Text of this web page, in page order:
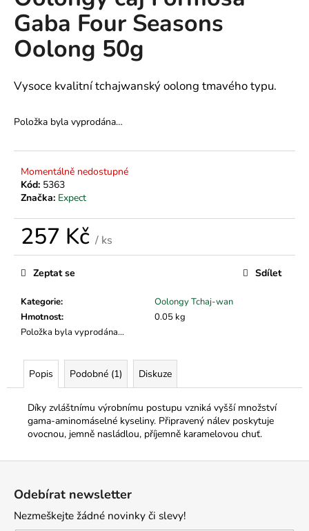
0,0
z
5
hvězdiček.
Gaba Four Seasons
Oolong 50g
Vysoce kvalitní tchajwanský oolong tmavého typu.
Položka byla vyprodána…
Momentálně nedostupné
Kód: 5363
Značka: Expect
257 Kč / ks
Měrná
cena:
Kategorie:
Oolongy Tchaj-wan
Hmotnost:
0.05 kg
Položka byla vyprodána…
Zeptat se Sdílet
Popis Podobné (1) Diskuze
Díky zvláštnímu výrobnímu postupu vzniká vyšší množství
gama-aminomáselné kyseliny. Připravený nálev poskytuje
ovocnou, jemně nasládlou, příjemně karamelovou chuť.
a
j
í
?
D
p
o
u
u
e
Odebírat newsletter
Nezmeškejte žádné novinky či slevy!